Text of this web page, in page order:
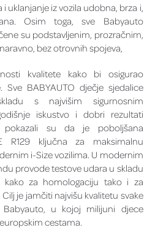
uklanjanje iz vozila udobna, brza i,
Osim toga, sve Babyauto
su podstavljenim, prozračnim,
bez otrovnih spojeva,
kvalitete kako bi osigurao
Sve BABYAUTO dječje sjedalice
s najvišim sigurnosnim
iskustvo i dobri rezultati
pokazali su da je poboljšana
R129 ključna za maksimalnu
i-Size vozilima. U modernim
provode testove udara u skladu
kako za homologaciju tako i za
je jamčiti najvišu kvalitetu svake
Babyauto, u kojoj milijuni djece
cestama.